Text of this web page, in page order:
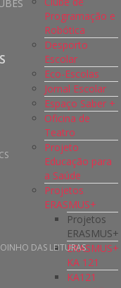
Programação e
Robótica
Desporto
Escolar
Eco-Escolas
Jornal Escolar
Espaço Saber +
Oficina de
Teatro
Projeto
Educação para
a Saúde
Projetos
ERASMUS+
Projetos
ERASMUS+
ERASMUS+
KA 121
KA121
DAS LEITURAS